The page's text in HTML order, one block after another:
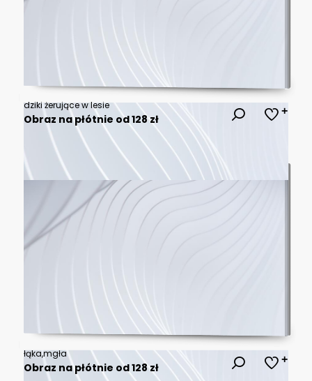
dziki żerujące w lesie
Obraz na płótnie od 128 zł
łąka,mgła
Obraz na płótnie od 128 zł